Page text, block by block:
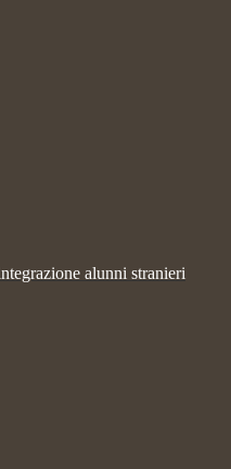
alunni stranieri